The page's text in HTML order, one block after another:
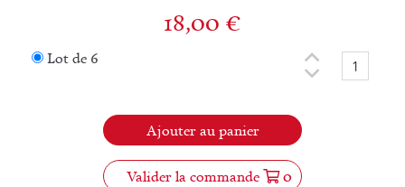
18,00 €
Lot de 6
Ajouter au panier
Valider la commande 0